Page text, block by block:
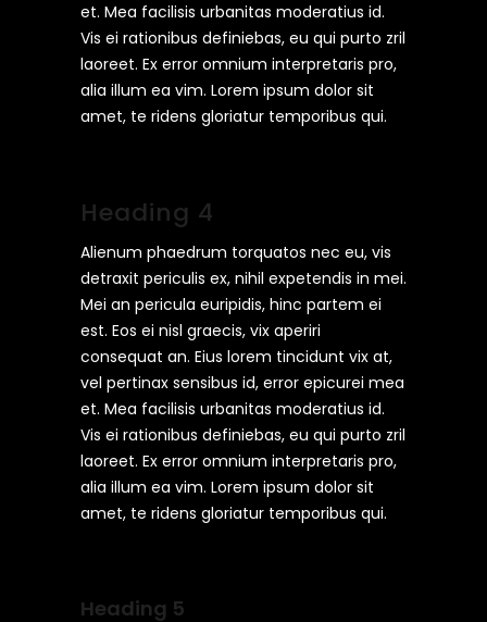
et. Mea facilisis urbanitas moderatius id.
Vis ei rationibus definiebas, eu qui purto zril
laoreet. Ex error omnium interpretaris pro,
alia illum ea vim. Lorem ipsum dolor sit
amet, te ridens gloriatur temporibus qui.
Heading 4
Alienum phaedrum torquatos nec eu, vis
detraxit periculis ex, nihil expetendis in mei.
Mei an pericula euripidis, hinc partem ei
est. Eos ei nisl graecis, vix aperiri
consequat an. Eius lorem tincidunt vix at,
vel pertinax sensibus id, error epicurei mea
et. Mea facilisis urbanitas moderatius id.
Vis ei rationibus definiebas, eu qui purto zril
laoreet. Ex error omnium interpretaris pro,
alia illum ea vim. Lorem ipsum dolor sit
amet, te ridens gloriatur temporibus qui.
Heading 5